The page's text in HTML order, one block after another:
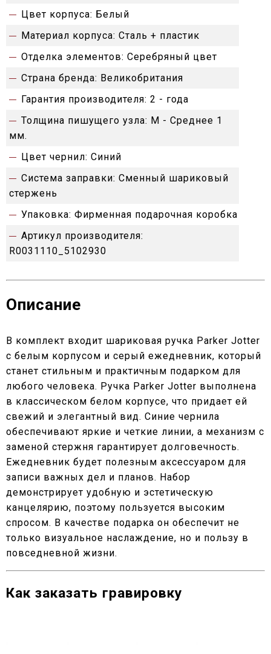
Цвет корпуса: Белый
Материал корпуса: Сталь + пластик
Отделка элементов: Серебряный цвет
Страна бренда: Великобритания
Гарантия производителя: 2 - года
Толщина пишущего узла: M - Среднее 1
мм.
Цвет чернил: Синий
Система заправки: Сменный шариковый
стержень
Упаковка: Фирменная подарочная коробка
Артикул производителя:
R0031110_5102930
Описание
В комплект входит шариковая ручка Parker Jotter
с белым корпусом и серый ежедневник, который
станет стильным и практичным подарком для
любого человека. Ручка Parker Jotter выполнена
в классическом белом корпусе, что придает ей
свежий и элегантный вид. Синие чернила
обеспечивают яркие и четкие линии, а механизм с
заменой стержня гарантирует долговечность.
Ежедневник будет полезным аксессуаром для
записи важных дел и планов. Набор
демонстрирует удобную и эстетическую
канцелярию, поэтому пользуется высоким
спросом. В качестве подарка он обеспечит не
только визуальное наслаждение, но и пользу в
повседневной жизни.
Как заказать гравировку